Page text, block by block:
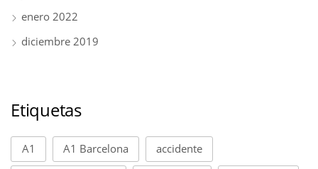
enero 2022
diciembre 2019
Etiquetas
A1 A1 Barcelona accidente